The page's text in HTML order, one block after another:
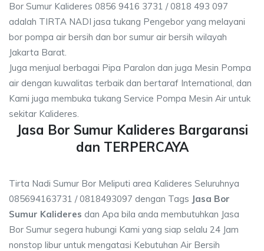
Bor Sumur Kalideres 0856 9416 3731 / 0818 493 097
adalah TIRTA NADI jasa tukang Pengebor yang melayani
bor pompa air bersih dan bor sumur air bersih wilayah
Jakarta Barat.
Juga menjual berbagai Pipa Paralon dan juga Mesin Pompa
air dengan kuwalitas terbaik dan bertaraf International, dan
Kami juga membuka tukang Service Pompa Mesin Air untuk
sekitar Kalideres.
Jasa Bor Sumur Kalideres Bargaransi
dan TERPERCAYA
Tirta Nadi Sumur Bor Meliputi area Kalideres Seluruhnya
085694163731 / 0818493097 dengan Tags Jasa Bor
Sumur Kalideres dan Apa bila anda membutuhkan Jasa
Bor Sumur segera hubungi Kami yang siap selalu 24 Jam
nonstop libur untuk mengatasi Kebutuhan Air Bersih